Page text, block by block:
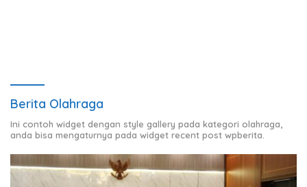
Berita Olahraga
Ini contoh widget dengan style gallery pada kategori olahraga,
anda bisa mengaturnya pada widget recent post wpberita.